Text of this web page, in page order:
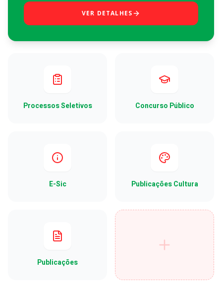
VER DETALHES
Processos Seletivos Concurso Público
E-Sic Publicações Cultura
Publicações